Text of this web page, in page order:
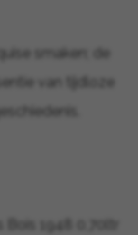
smaken; de
van tijdloze
1948 0,70ltr